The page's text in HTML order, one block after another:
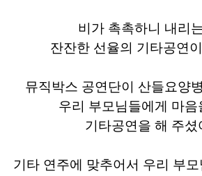
비가 촉촉하니 내리
잔잔한 선율의 기타공연
뮤직박스 공연단이 산들요양
우리 부모님들에게 마음
기타공연을 해 주셨
기타 연주에 맞추어서 우리 부